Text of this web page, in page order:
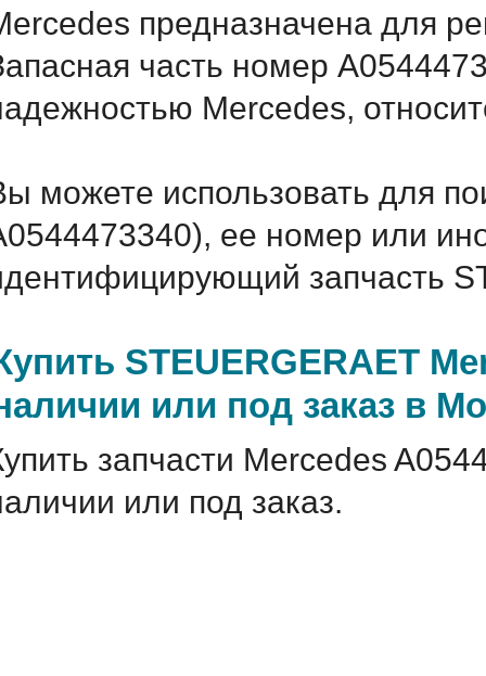
предназначена для
часть номер
Mercedes,
можете использовать для
ее номер или
запчасть
STEUERGERAET
или под заказ в
запчасти Mercedes
или под заказ.